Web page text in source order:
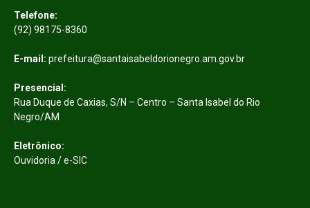
Telefone:
(92) 98175-8360
E-mail: prefeitura@santaisabeldorionegro.am.gov.br
Presencial:
Rua Duque de Caxias, S/N – Centro – Santa Isabel do Rio
Negro/AM
Eletrônico:
Ouvidoria /e-SIC